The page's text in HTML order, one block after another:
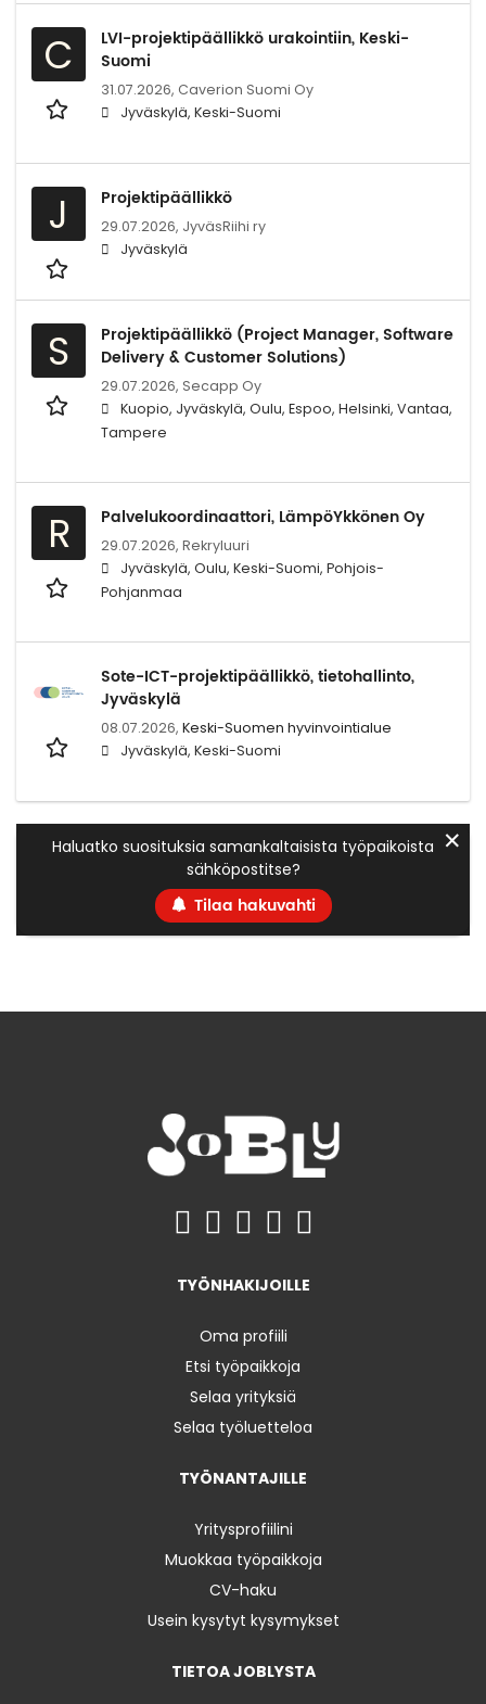
C
LVI-projektipäällikkö urakointiin, Keski-
Suomi
31.07.2026, Caverion Suomi Oy
Jyväskylä, Keski-Suomi
J Projektipäällikkö
29.07.2026, JyväsRiihi ry
Jyväskylä
S
Projektipäällikkö (Project Manager, Software
Delivery & Customer Solutions)
29.07.2026, Secapp Oy
Kuopio, Jyväskylä, Oulu, Espoo, Helsinki, Vantaa,
Tampere
R Palvelukoordinaattori, LämpöYkkönen Oy
29.07.2026, Rekryluuri
Jyväskylä, Oulu, Keski-Suomi, Pohjois-
Pohjanmaa
Sote-ICT-projektipäällikkö, tietohallinto,
Jyväskylä
08.07.2026, Keski-Suomen hyvinvointialue
Jyväskylä, Keski-Suomi
Haluatko suosituksia samankaltaisista työpaikoista
sähköpostitse?
Tilaa hakuvahti
✕
TYÖNHAKIJOILLE
Oma profiili
Etsi työpaikkoja
Selaa yrityksiä
Selaa työluetteloa
TYÖNANTAJILLE
Yritysprofiilini
Muokkaa työpaikkoja
CV-haku
Usein kysytyt kysymykset
TIETOA JOBLYSTA